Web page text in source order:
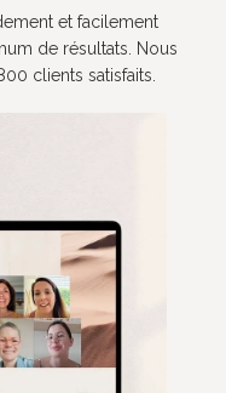
et facilement
de résultats. Nous
clients satisfaits.